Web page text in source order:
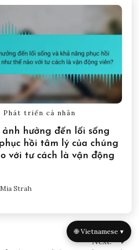
Niềm Tin: Chiến Lược
Vận Động Viên Quản Lý
Lo Âu
Mia Strah
ảnh hưởng đến lối sống
hồi tâm lý của chúng
với tư cách là vận động
🌐 Vietnamese ▾